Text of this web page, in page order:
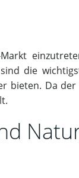
die
bieten. Da